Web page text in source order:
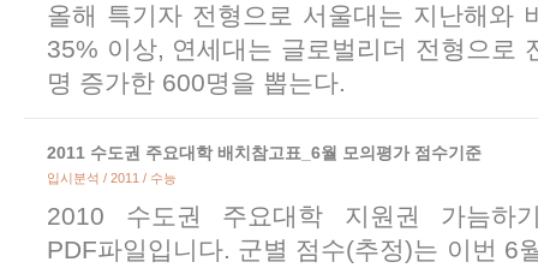
올해 특기자 전형으로 서울대는 지난해와
35% 이상, 연세대는 글로벌리더 전형으로
명 증가한 600명을 뽑는다.
2011 수도권 주요대학 배치참고표_6월 모의평가 점수기준
입시분석 / 2011 / 수능
2010 수도권 주요대학 지원권 가늠하기
PDF파일입니다. 군별 점수(추정)는 이번 6